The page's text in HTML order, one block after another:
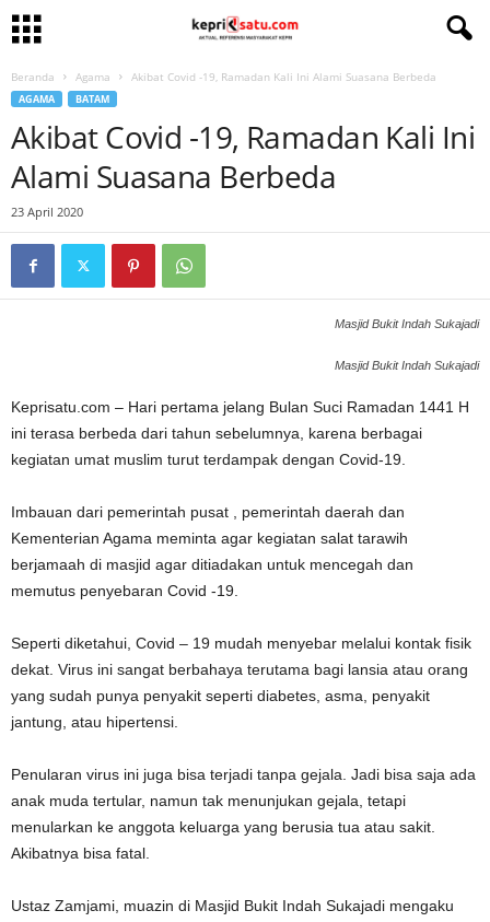
Beranda Agama Akibat Covid -19, Ramadan Kali Ini Alami Suasana Berbeda
AGAMA BATAM
Akibat Covid -19, Ramadan Kali Ini
Alami Suasana Berbeda
23 April 2020
Masjid Bukit Indah Sukajadi
Masjid Bukit Indah Sukajadi
Keprisatu.com – Hari pertama jelang Bulan Suci Ramadan 1441 H
ini terasa berbeda dari tahun sebelumnya, karena berbagai
kegiatan umat muslim turut terdampak dengan Covid-19.
Imbauan dari pemerintah pusat , pemerintah daerah dan
Kementerian Agama meminta agar kegiatan salat tarawih
berjamaah di masjid agar ditiadakan untuk mencegah dan
memutus penyebaran Covid -19.
Seperti diketahui, Covid – 19 mudah menyebar melalui kontak fisik
dekat. Virus ini sangat berbahaya terutama bagi lansia atau orang
yang sudah punya penyakit seperti diabetes, asma, penyakit
jantung, atau hipertensi.
Penularan virus ini juga bisa terjadi tanpa gejala. Jadi bisa saja ada
anak muda tertular, namun tak menunjukan gejala, tetapi
menularkan ke anggota keluarga yang berusia tua atau sakit.
Akibatnya bisa fatal.
Ustaz Zamjami, muazin di Masjid Bukit Indah Sukajadi mengaku